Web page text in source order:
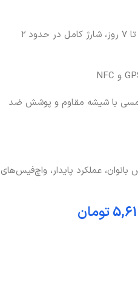
باتری: ۱۶۰ میلی‌آمپرساعت، شارژدهی تا ۷ روز، شارژ کامل در حدود ۲
با شیشه مقاوم و پوشش ضد
عملکرد پایدار، واچ‌فیس‌های
تومان